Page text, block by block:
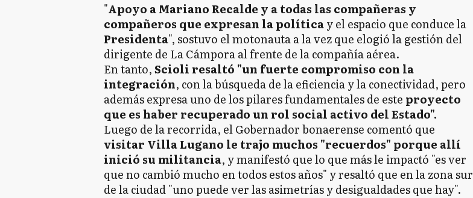
"Apoyo a Mariano Recalde y a todas las compañeras y
compañeros que expresan la políticay el espacio que conduce la
Presidenta", sostuvo el motonauta a la vez que elogió la gestión del
dirigente de La Cámpora al frente de la compañía aérea.
En tanto,Scioli resaltó "un fuerte compromiso con la
integración, con la búsqueda de la eficiencia y la conectividad, pero
además expresa uno de los pilares fundamentales de este proyecto
que es haber recuperado un rol social activo del Estado".
Luego de la recorrida, el Gobernador bonaerense comentó que
visitar Villa Lugano le trajo muchos "recuerdos" porque allí
inició su militancia, y manifestó que lo que más le impactó "es ver
que no cambió mucho en todos estos años" y resaltó que en la zona sur
de la ciudad "uno puede ver las asimetrías y desigualdades que hay".